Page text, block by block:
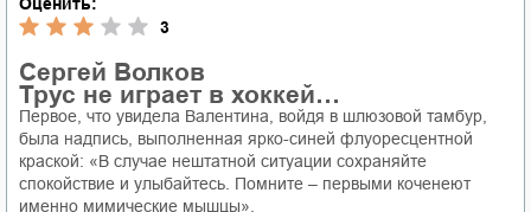
Оценить:
3
Сергей Волков
Трус не играет в хоккей…
Первое, что увидела Валентина, войдя в шлюзовой тамбур,
была надпись, выполненная ярко-синей флуоресцентной
краской: «В случае нештатной ситуации сохраняйте
спокойствие и улыбайтесь. Помните – первыми коченеют
именно мимические мышцы».